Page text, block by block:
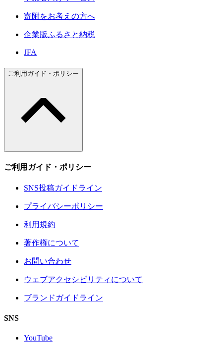
寄附をお考えの方へ
企業版ふるさと納税
JFA
ご利用ガイド・ポリシー
ご利用ガイド・ポリシー
SNS投稿ガイドライン
プライバシーポリシー
利用規約
著作権について
お問い合わせ
ウェブアクセシビリティについて
ブランドガイドライン
SNS
YouTube